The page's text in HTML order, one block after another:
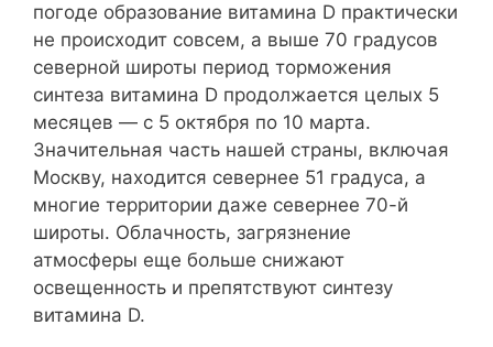
погоде образование витамина D практически
не происходит совсем, а выше 70 градусов
северной широты период торможения
синтеза витамина D продолжается целых 5
месяцев — с 5 октября по 10 марта.
Значительная часть нашей страны, включая
Москву, находится севернее 51 градуса, а
многие территории даже севернее 70-й
широты. Облачность, загрязнение
атмосферы еще больше снижают
освещенность и препятствуют синтезу
витамина D.